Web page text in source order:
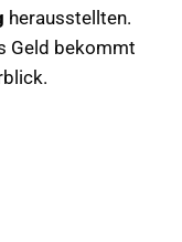
herausstellten.
Geld bekommt